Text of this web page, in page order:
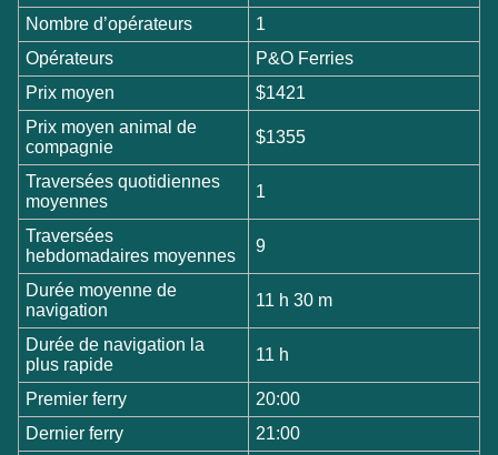
Nombre d’opérateurs
1
Opérateurs
P&O Ferries
Prix moyen
$1421
Prix moyen animal de
compagnie
$1355
Traversées quotidiennes
moyennes
1
Traversées
hebdomadaires moyennes
9
Durée moyenne de
navigation
11 h 30 m
Durée de navigation la
plus rapide
11 h
Premier ferry
20:00
Dernier ferry
21:00